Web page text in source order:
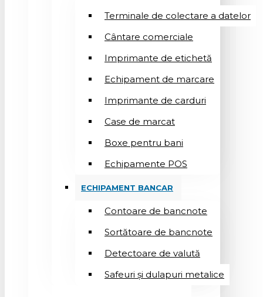
Terminale de colectare a datelor
Cântare comerciale
Imprimante de etichetă
Echipament de marcare
Imprimante de carduri
Case de marcat
Boxe pentru bani
Echipamente POS
ECHIPAMENT BANCAR
Contoare de bancnote
Sortătoare de bancnote
Detectoare de valută
Safeuri și dulapuri metalice